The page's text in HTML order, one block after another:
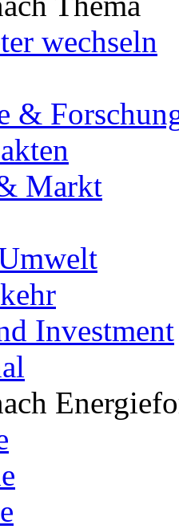
wechseln
&
Markt
Investment